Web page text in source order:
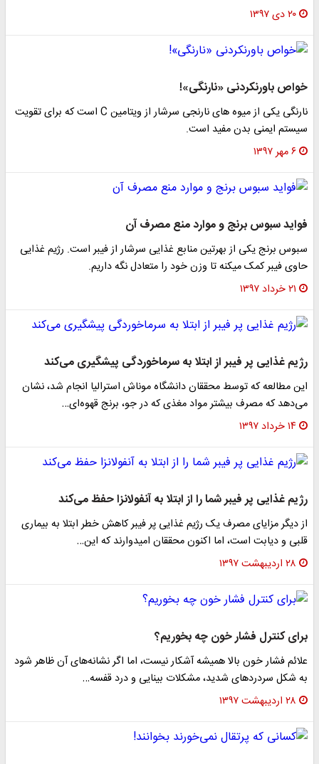
۲۰ دی ۱۳۹۷
خواص باورنکردنی «نارنگی»!
نارنگی یکی از میوه های نارنجی سرشار از ویتامین C است که برای تقویت
سیستم ایمنی بدن مفید است.
۶ مهر ۱۳۹۷
فواید سبوس برنج و موارد منع مصرف آن
سبوس برنج یکی از بهرتین منابع غذایی سرشار از فیبر است. رژیم غذایی
حاوی فیبر کمک میکنه تا وزن خود را متعادل نگه داریم.
۲۱ خرداد ۱۳۹۷
رژیم غذایی پر فیبر از ابتلا به سرماخوردگی پیشگیری می‌کند
این مطالعه که توسط محققان دانشگاه موناش استرالیا انجام شد، نشان
می‌دهد که مصرف بیشتر مواد مغذی که در جو، برنج قهوه‌ای…
۱۴ خرداد ۱۳۹۷
رژیم غذایی پر فیبر شما را از ابتلا به آنفولانزا حفظ می‌کند
از دیگر مزایای مصرف یک رژیم غذایی پر فیبر کاهش خطر ابتلا به بیماری
قلبی و دیابت است، اما اکنون محققان امیدوارند که این…
۲۸ اردیبهشت ۱۳۹۷
برای کنترل فشار خون چه بخوریم؟
علائم فشار خون بالا همیشه آشکار نیست، اما اگر نشانه‌های آن ظاهر شود
به شکل سردرد‌های شدید، مشکلات بینایی و درد قفسه…
۲۸ اردیبهشت ۱۳۹۷